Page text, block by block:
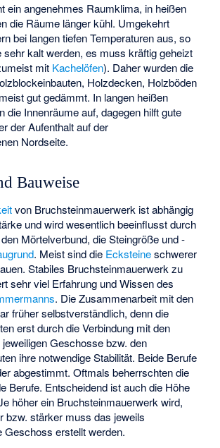
ein angenehmes Raumklima, in heißen
die Räume länger kühl. Umgekehrt
bei langen tiefen Temperaturen aus, so
sehr kalt werden, es muss kräftig geheizt
mit Kachelöfen). Daher wurden die
Holzdecken, Holzböden
meist gut gedämmt. In langen heißen
die Innenräume auf, dagegen hilft gute
der Aufenthalt auf der
Nordseite.
Bauweise
von Bruchsteinmauerwerk ist abhängig
und wird wesentlich beeinflusst durch
Mörtelverbund, die Steingröße und -
. Meist sind die Ecksteineschwerer
Stabiles Bruchsteinmauerwerk zu
sehr viel Erfahrung und Wissen des
. Die Zusammenarbeit mit den
früher selbstverständlich, denn die
erst durch die Verbindung mit den
Geschosse bzw. den
ihre notwendige Stabilität. Beide Berufe
abgestimmt. Oftmals beherrschten die
Berufe. Entscheidend ist auch die Höhe
höher ein Bruchsteinmauerwerk wird,
bzw. stärker muss das jeweils
Geschoss erstellt werden.